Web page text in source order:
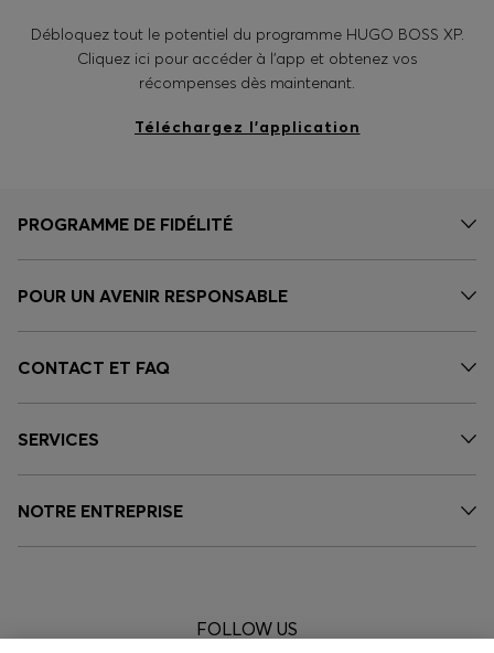
Débloquez tout le potentiel du programme HUGO BOSS XP.
Cliquez ici pour accéder à l’app et obtenez vos
récompenses dès maintenant.
Téléchargez l’application
PROGRAMME DE FIDÉLITÉ
POUR UN AVENIR RESPONSABLE
CONTACT ET FAQ
SERVICES
NOTRE ENTREPRISE
FOLLOW US